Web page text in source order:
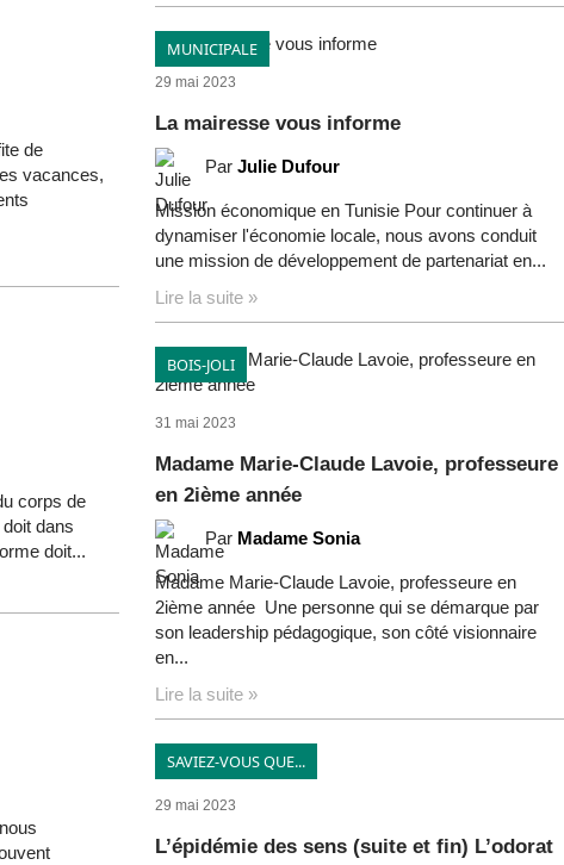
de
vacances,
corps de
dans
doit...
MUNICIPALE
29 mai 2023
La mairesse vous informe
Par Julie Dufour
Mission économique en Tunisie Pour continuer à
dynamiser l'économie locale, nous avons conduit
une mission de développement de partenariat en...
Lire la suite »
BOIS-JOLI
31 mai 2023
Madame Marie-Claude Lavoie, professeure
en 2ième année
Par Madame Sonia
Madame Marie-Claude Lavoie, professeure en
2ième année Une personne qui se démarque par
son leadership pédagogique, son côté visionnaire
en...
Lire la suite »
SAVIEZ-VOUS QUE...
29 mai 2023
L’épidémie des sens (suite et fin) L’odorat